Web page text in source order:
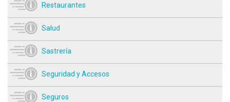
Restaurantes
Salud
Sastrería
Seguridad y Accesos
Seguros